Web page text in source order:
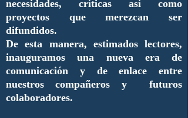
necesidades, críticas así como
proyectos que merezcan ser
difundidos.
De esta manera, estimados lectores,
inauguramos una nueva era de
comunicación y de enlace entre
nuestros compañeros y futuros
colaboradores.